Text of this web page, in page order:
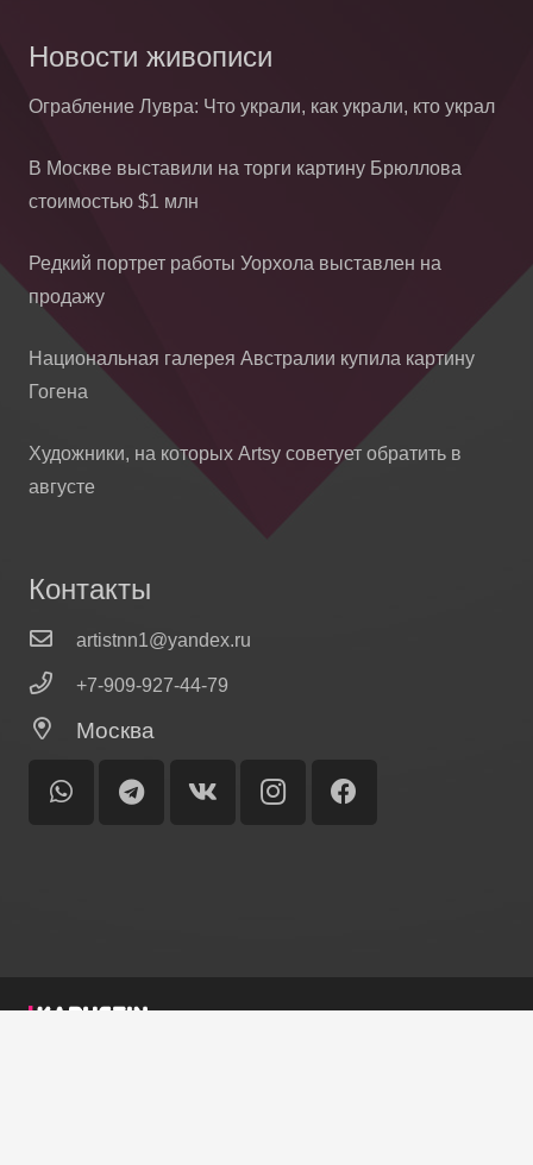
Новости живописи
Ограбление Лувра: Что украли, как украли, кто украл
В Москве выставили на торги картину Брюллова
стоимостью $1 млн
Редкий портрет работы Уорхола выставлен на
продажу
Национальная галерея Австралии купила картину
Гогена
Художники, на которых Artsy советует обратить в
августе
Контакты
artistnn1@yandex.ru
+7-909-927-44-79
Москва